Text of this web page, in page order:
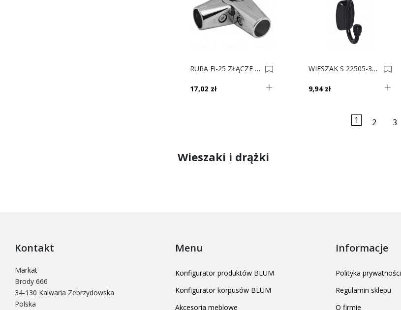
RURA Fi-25 ZŁĄCZE 3- RAMIENNE TR562-0 0013518
17,02 zł
WIESZAK S 22505-32 CZARNY LAKIER *** 0013350
9,94 zł
1 2 3
Wieszaki i drążki
Kontakt
Markat
Brody 666
34-130 Kalwaria Zebrzydowska
Polska
Menu
Konfigurator produktów BLUM
Konfigurator korpusów BLUM
Akcesoria meblowe
Informacje
Polityka prywatności
Regulamin sklepu
O firmie